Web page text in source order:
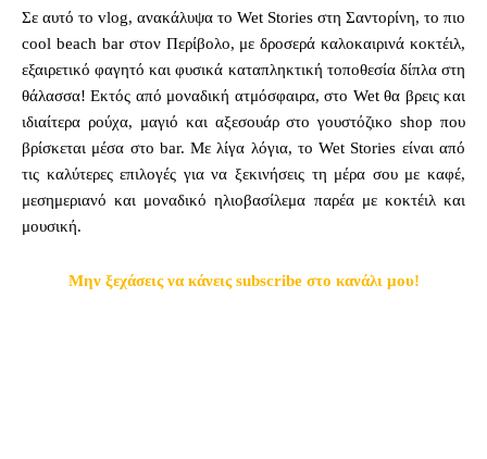
Σε αυτό το vlog, ανακάλυψα το Wet Stories στη Σαντορίνη, το πιο
cool beach bar στον Περίβολο, με δροσερά καλοκαιρινά κοκτέιλ,
εξαιρετικό φαγητό και φυσικά καταπληκτική τοποθεσία δίπλα στη
θάλασσα! Εκτός από μοναδική ατμόσφαιρα, στο Wet θα βρεις και
ιδιαίτερα ρούχα, μαγιό και αξεσουάρ στο γουστόζικο shop που
βρίσκεται μέσα στο bar. Με λίγα λόγια, το Wet Stories είναι από
τις καλύτερες επιλογές για να ξεκινήσεις τη μέρα σου με καφέ,
μεσημεριανό και μοναδικό ηλιοβασίλεμα παρέα με κοκτέιλ και
μουσική.
Μην ξεχάσεις να κάνεις subscribe στο κανάλι μου!